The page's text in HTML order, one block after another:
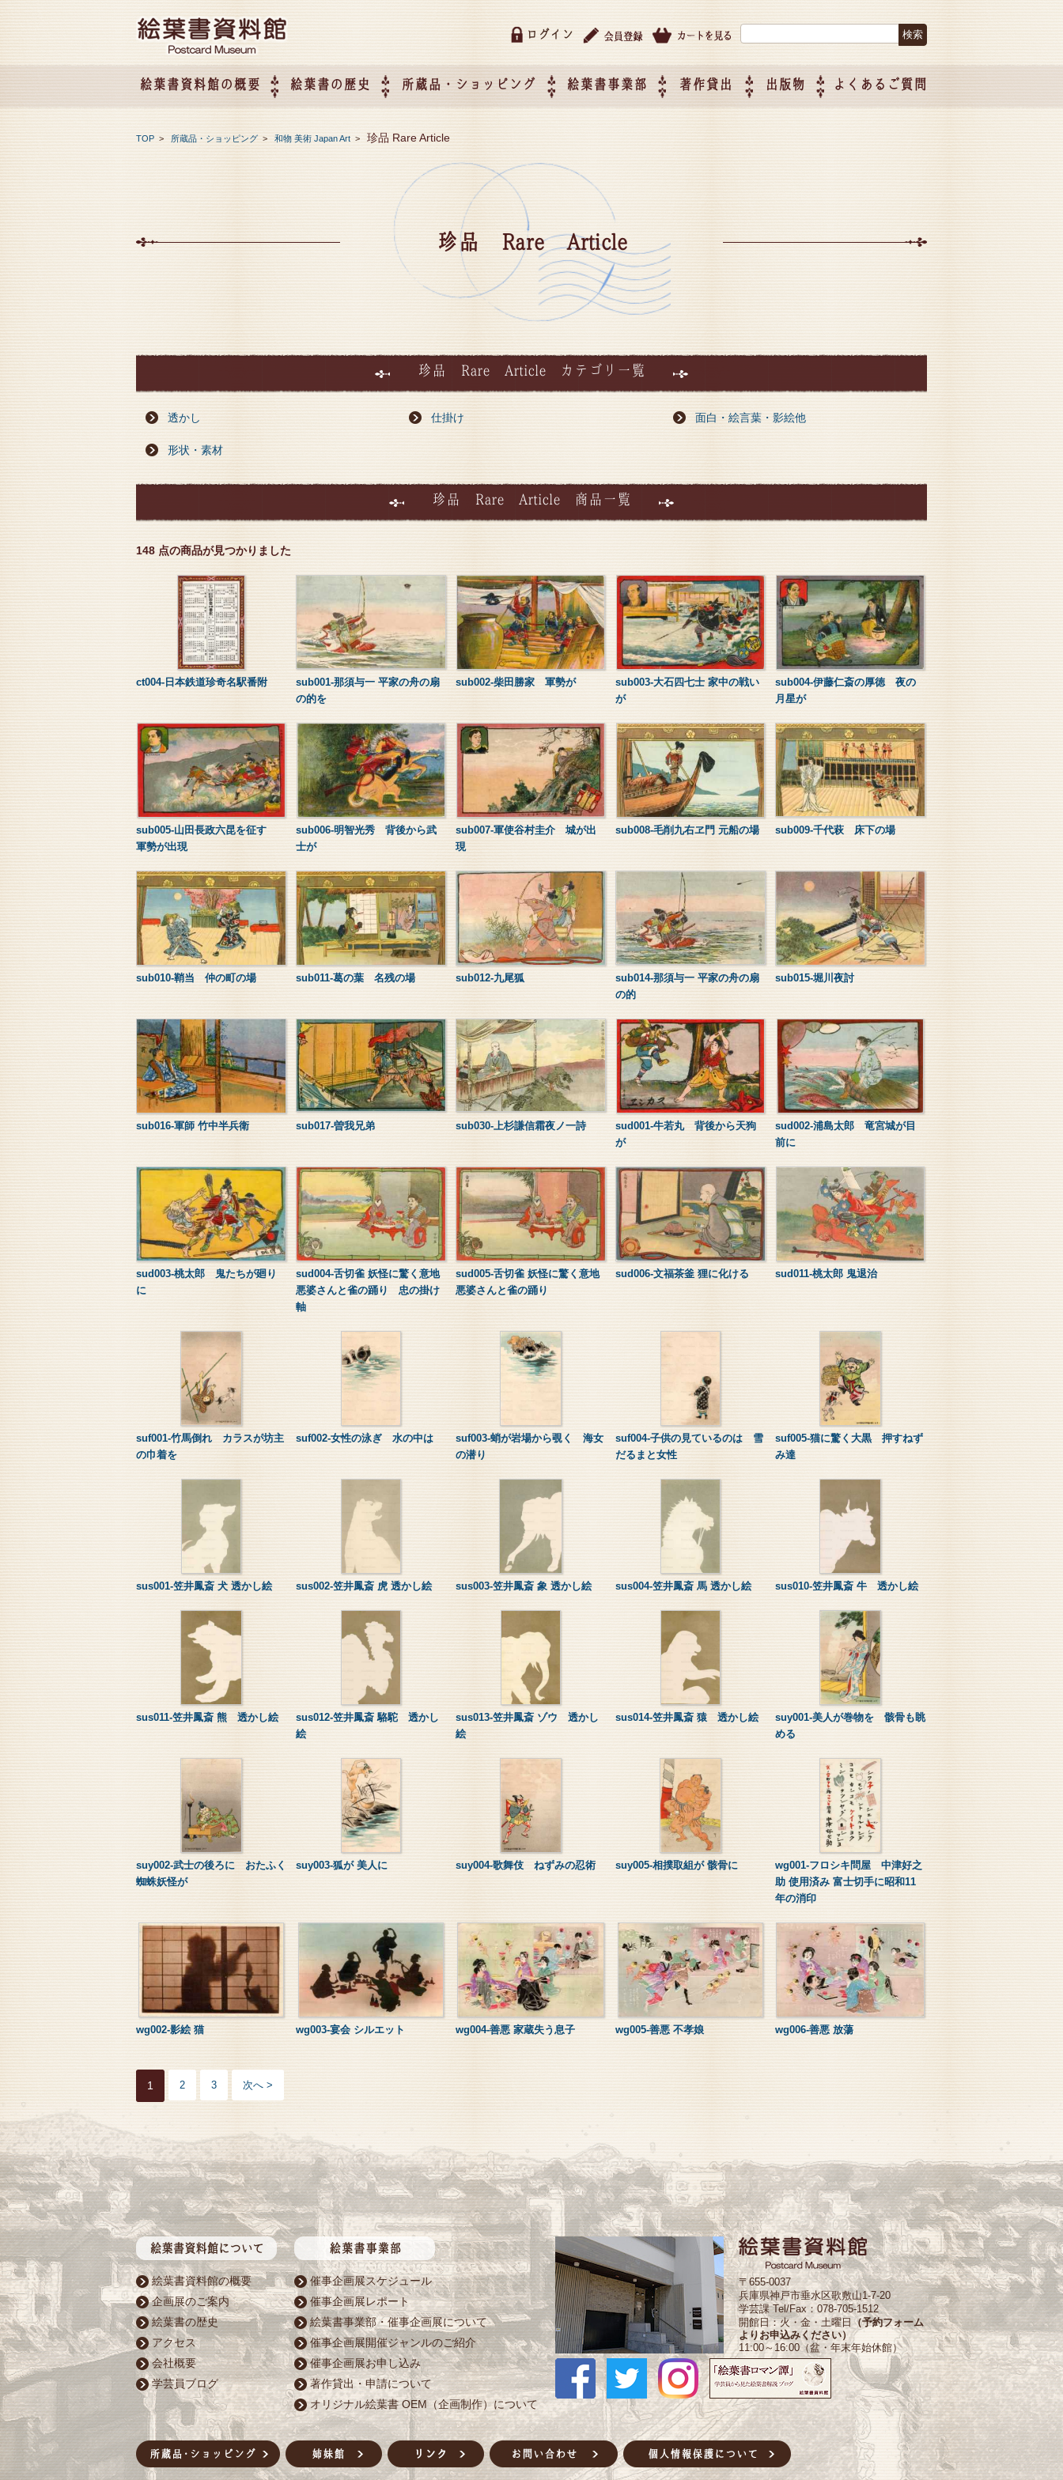
ログイン
絵葉書資料館の概要 絵葉書の歴史 所蔵品・ショッピング 絵葉書事業部 著作貸出 出版物 よくあるご質問
TOP > 所蔵品・ショッピング > 和物 美術 Japan Art > 珍品 Rare Article
珍品 Rare Article
珍品 Rare Article カテゴリ一覧
透かし 仕掛け 面白・絵言葉・影絵他
形状・素材
珍品 Rare Article 商品一覧
148 点の商品が見つかりました
ct004-日本鉄道珍奇名駅番附
sub001-那須与一 平家の舟の扇
の的を
sub002-柴田勝家 軍勢が
sub003-大石四七士 家中の戦い
が
sub004-伊藤仁斎の厚徳 夜の
月星が
sub005-山田長政六昆を征す
軍勢が出現
sub006-明智光秀 背後から武
士が
sub007-軍使谷村圭介 城が出
現
sub008-毛削九右ヱ門 元船の場 sub009-千代萩 床下の場
sub010-鞘当 仲の町の場 sub011-葛の葉 名残の場 sub012-九尾狐
sub014-那須与一 平家の舟の扇
の的
sub015-堀川夜討
sub016-軍師 竹中半兵衛 sub017-曽我兄弟 sub030-上杉謙信霜夜ノ一詩
sud001-牛若丸 背後から天狗
が
sud002-浦島太郎 竜宮城が目
前に
sud003-桃太郎 鬼たちが廻り
に
sud004-舌切雀 妖怪に驚く意地
悪婆さんと雀の踊り 忠の掛け
軸
sud005-舌切雀 妖怪に驚く意地
悪婆さんと雀の踊り
sud006-文福茶釜 狸に化ける sud011-桃太郎 鬼退治
suf001-竹馬倒れ カラスが坊主
の巾着を
suf002-女性の泳ぎ 水の中は
suf003-蛸が岩場から覗く 海女
の潜り
suf004-子供の見ているのは 雪
だるまと女性
suf005-猫に驚く大黒 押すねず
み達
sus001-笠井鳳斎 犬 透かし絵 sus002-笠井鳳斎 虎 透かし絵 sus003-笠井鳳斎 象 透かし絵 sus004-笠井鳳斎 馬 透かし絵 sus010-笠井鳳斎 牛 透かし絵
sus011-笠井鳳斎 熊 透かし絵
sus012-笠井鳳斎 駱駝 透かし
絵
sus013-笠井鳳斎 ゾウ 透かし
絵
sus014-笠井鳳斎 猿 透かし絵
suy001-美人が巻物を 骸骨も眺
める
suy002-武士の後ろに おたふく
蜘蛛妖怪が
suy003-狐が 美人に suy004-歌舞伎 ねずみの忍術 suy005-相撲取組が 骸骨に
wg001-フロシキ問屋 中津好之
助 使用済み 富士切手に昭和11
年の消印
wg002-影絵 猫 wg003-宴会 シルエット wg004-善悪 家蔵失う息子 wg005-善悪 不孝娘 wg006-善悪 放蕩
1 2 3 次へ >
絵葉書資料館の概要
企画展のご案内
絵葉書の歴史
アクセス
会社概要
学芸員ブログ
催事企画展スケジュール
催事企画展レポート
絵葉書事業部・催事企画展について
催事企画展開催ジャンルのご紹介
催事企画展お申し込み
著作貸出・申請について
オリジナル絵葉書 OEM（企画制作）について
〒655-0037
兵庫県神戸市垂水区歌敷山1-7-20
学芸課 Tel/Fax：078-705-1512
開館日：火・金・土曜日 （予約フォーム
よりお申込みください）
11:00～16:00（盆・年末年始休館）